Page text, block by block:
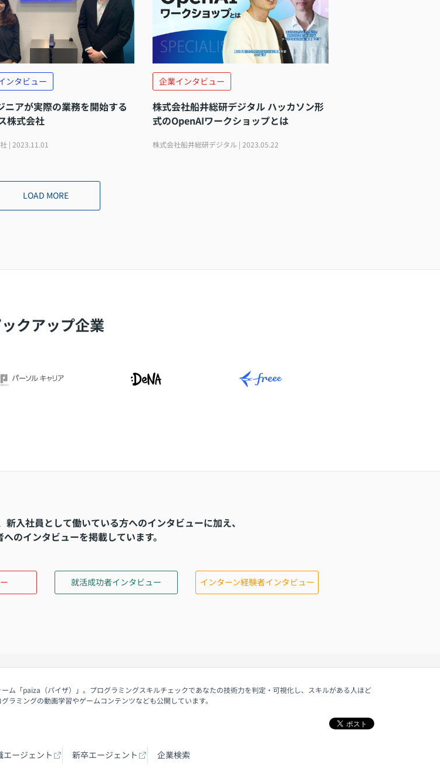
ンタビュー
ニアが実際の業務を開始する
株式会社
| 2023.11.01
企業インタビュー
株式会社船井総研デジタル ハッカソン形
式のOpenAIワークショップとは
株式会社船井総研デジタル | 2023.05.22
LOAD MORE
クアップ企業
新入社員として働いている方へのインタビューに加え、
のインタビューを掲載しています。
就活成功者インタビュー インターン経験者インタビュー
ム「paiza（パイザ）」。プログラミングスキルチェックであなたの技術力を判定・可視化し、スキルがある人ほど
ラミングの動画学習やゲームコンテンツなども公開しています。
エージェント 新卒エージェント
企業検索